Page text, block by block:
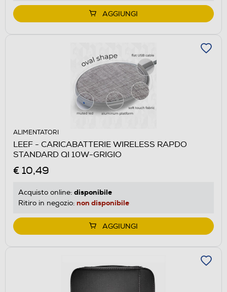
AGGIUNGI
ALIMENTATORI
LEEF - CARICABATTERIE WIRELESS RAPDO
STANDARD QI 10W-GRIGIO
€ 10,49
Acquisto online: disponibile
Ritiro in negozio: non disponibile
AGGIUNGI